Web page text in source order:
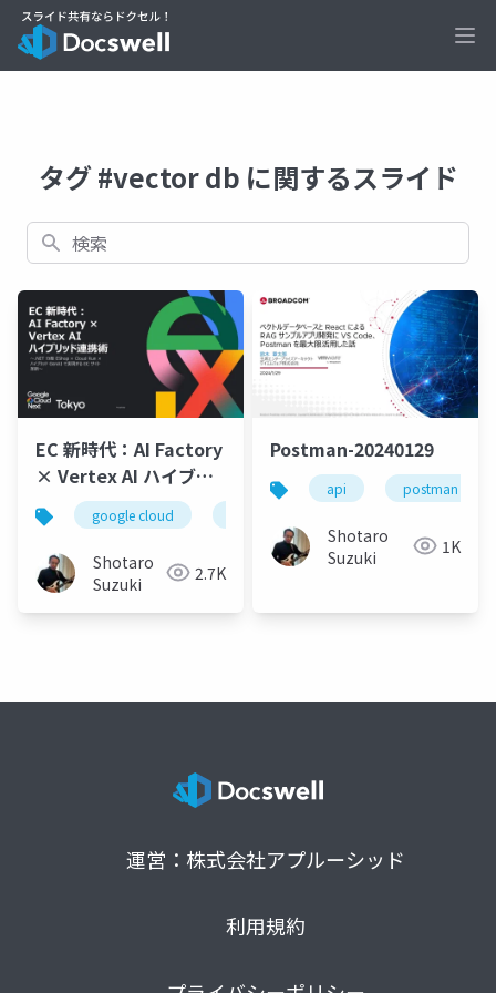
タグ #vector db に関するスライド
検索
EC 新時代：AI Factory
× Vertex AI ハイブリ
ッド連携術 - 配布用(当
日実施版)
google cloud
Shotaro
Suzuki
2.7K
Postman-20240129
api postman
Shotaro
Suzuki
1K
運営：株式会社アプルーシッド
利用規約